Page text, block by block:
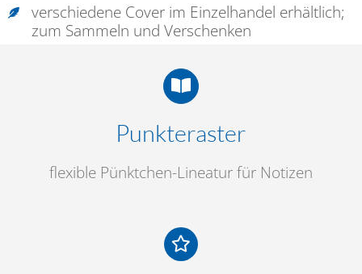
verschiedene Cover im Einzelhandel erhältlich;
zum Sammeln und Verschenken
Punkteraster
flexible Pünktchen-Lineatur für Notizen